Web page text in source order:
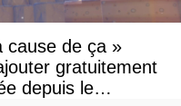
cause de ça »
gratuitement
depuis le